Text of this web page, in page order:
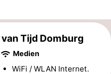
Tijd Domburg
Medien
WiFi / WLAN Internet.